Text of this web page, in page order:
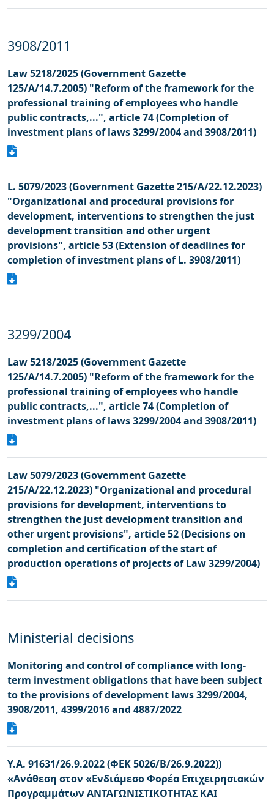
3908/2011
Law 5218/2025 (Government Gazette
125/A/14.7.2005) "Reform of the framework for the
professional training of employees who handle
public contracts,...", article 74 (Completion of
investment plans of laws 3299/2004 and 3908/2011)
L. 5079/2023 (Government Gazette 215/A/22.12.2023)
"Organizational and procedural provisions for
development, interventions to strengthen the just
development transition and other urgent
provisions", article 53 (Extension of deadlines for
completion of investment plans of L. 3908/2011)
3299/2004
Law 5218/2025 (Government Gazette
125/A/14.7.2005) "Reform of the framework for the
professional training of employees who handle
public contracts,...", article 74 (Completion of
investment plans of laws 3299/2004 and 3908/2011)
Law 5079/2023 (Government Gazette
215/A/22.12.2023) "Organizational and procedural
provisions for development, interventions to
strengthen the just development transition and
other urgent provisions", article 52 (Decisions on
completion and certification of the start of
production operations of projects of Law 3299/2004)
Ministerial decisions
Monitoring and control of compliance with long-
term investment obligations that have been subject
to the provisions of development laws 3299/2004,
3908/2011, 4399/2016 and 4887/2022
Υ.Α. 91631/26.9.2022 (ΦΕΚ 5026/Β/26.9.2022))
«Ανάθεση στον «Ενδιάμεσο Φορέα Επιχειρησιακών
Προγραμμάτων ΑΝΤΑΓΩΝΙΣΤΙΚΟΤΗΤΑΣ ΚΑΙ